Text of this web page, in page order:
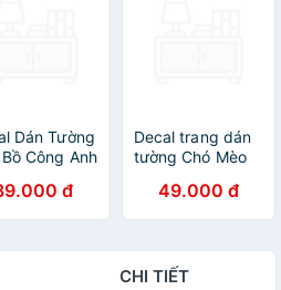
Dán Tường
Công Anh
đ
Decal trang dán
tường Chó Mèo
XH9314
49.000 đ
CHI TIẾT